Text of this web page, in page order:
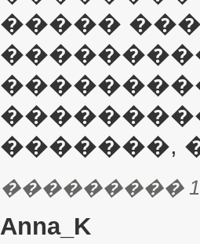
�����
�������,
���������
Anna_K